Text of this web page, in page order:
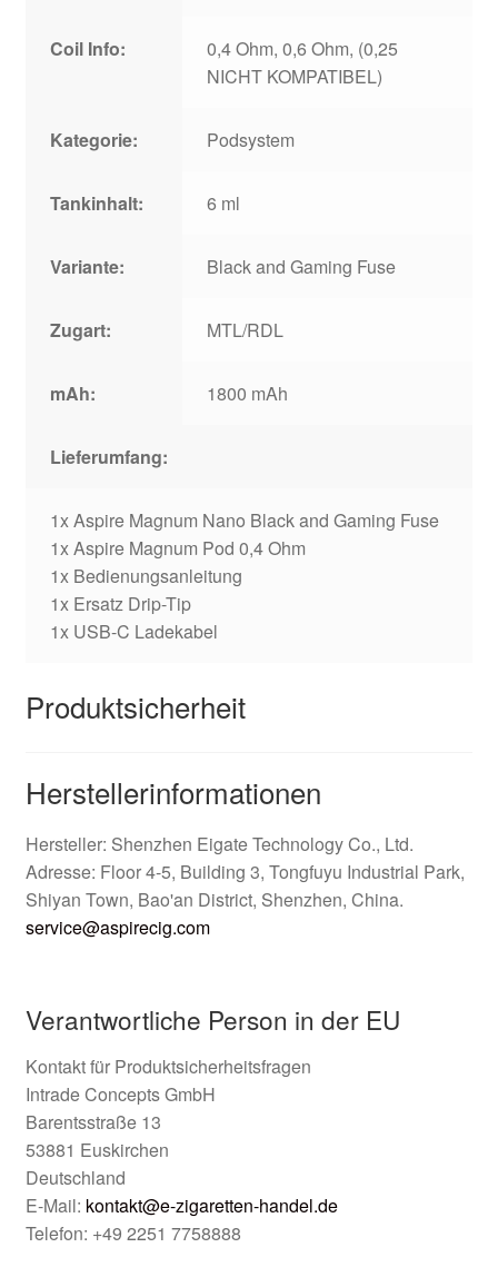
Coil Info:
0,4 Ohm, 0,6 Ohm, (0,25
NICHT KOMPATIBEL)
Kategorie: Podsystem
Tankinhalt: 6 ml
Variante: Black and Gaming Fuse
Zugart: MTL/RDL
mAh: 1800 mAh
Lieferumfang:
1x Aspire Magnum Nano Black and Gaming Fuse
1x Aspire Magnum Pod 0,4 Ohm
1x Bedienungsanleitung
1x Ersatz Drip-Tip
1x USB-C Ladekabel
Produktsicherheit
Herstellerinformationen
Hersteller: Shenzhen Eigate Technology Co., Ltd.
Adresse: Floor 4-5, Building 3, Tongfuyu Industrial Park,
Shiyan Town, Bao'an District, Shenzhen, China.
service@aspirecig.com
Verantwortliche Person in der EU
Kontakt für Produktsicherheitsfragen
Intrade Concepts GmbH
Barentsstraße 13
53881 Euskirchen
Deutschland
E-Mail: kontakt@e-zigaretten-handel.de
Telefon: +49 2251 7758888